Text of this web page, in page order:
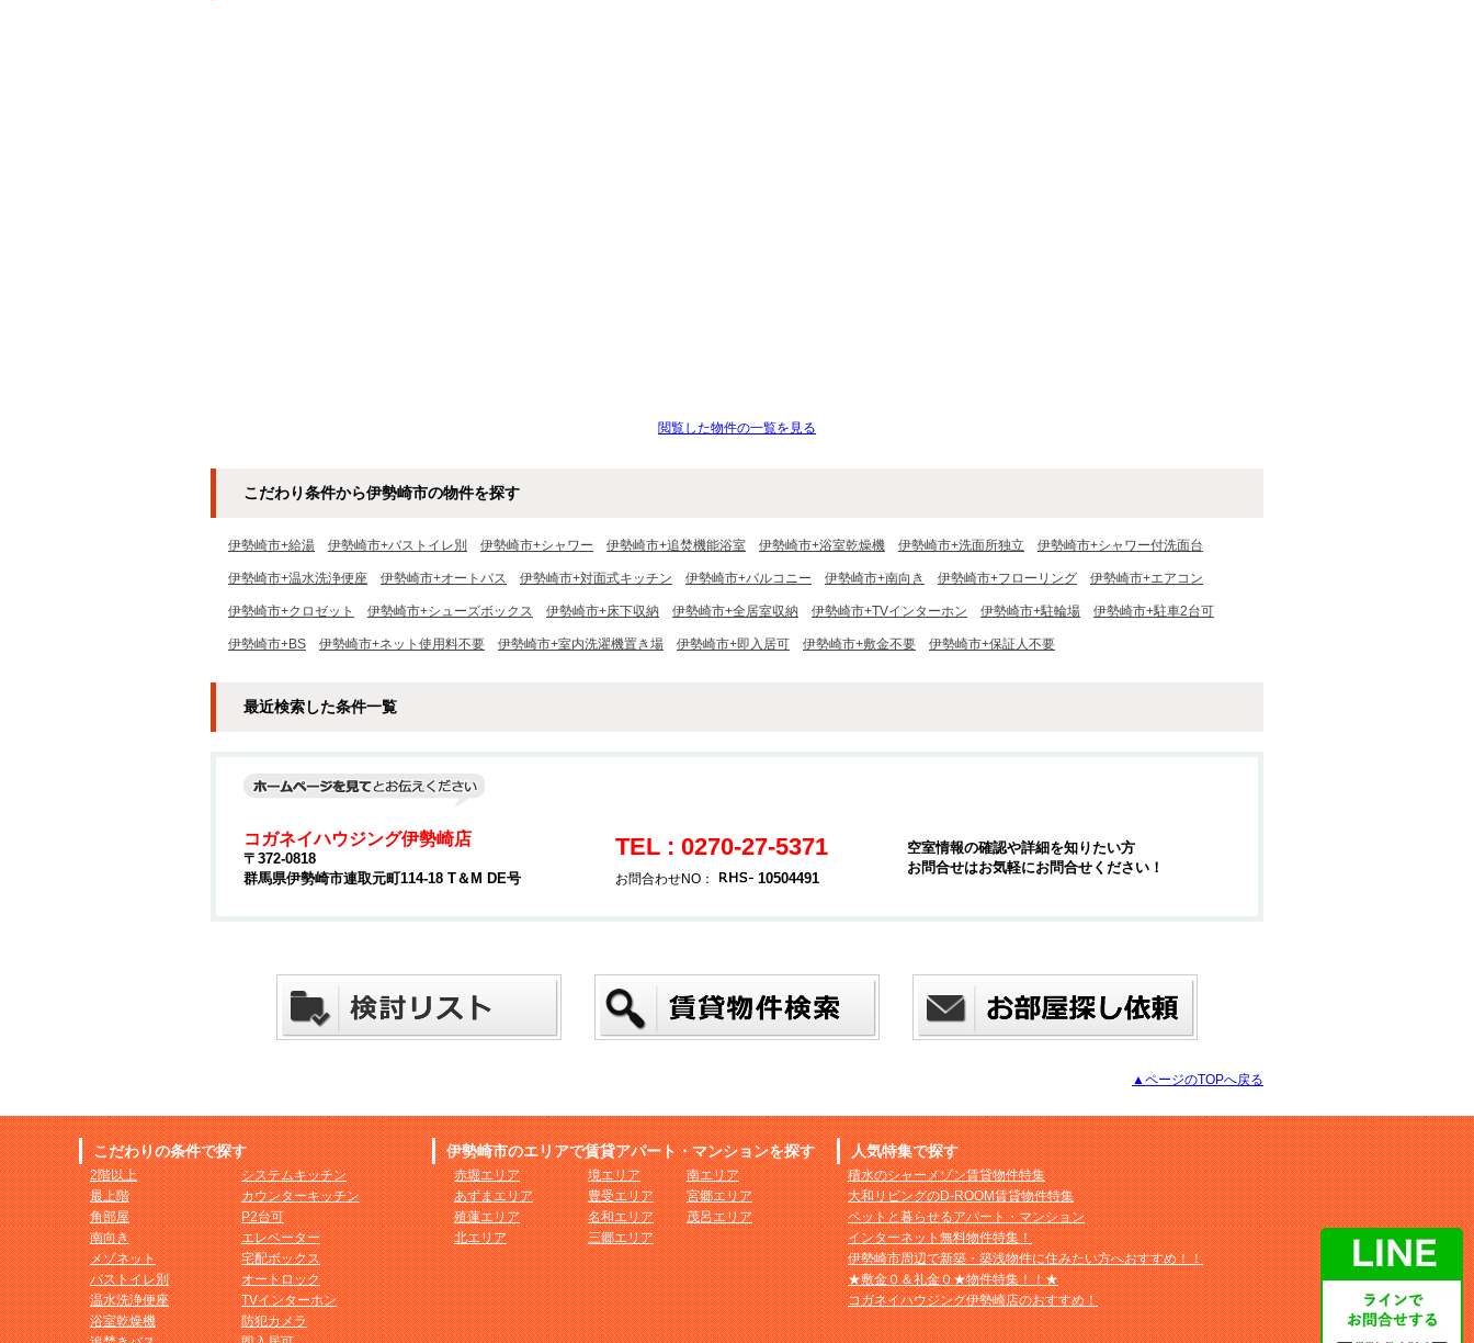
閲覧した物件の一覧を見る
こだわり条件から伊勢崎市の物件を探す
伊勢崎市+給湯 伊勢崎市+バストイレ別 伊勢崎市+シャワー 伊勢崎市+追焚機能浴室 伊勢崎市+浴室乾燥機 伊勢崎市+洗面所独立 伊勢崎市+シャワー付洗面台
伊勢崎市+温水洗浄便座 伊勢崎市+オートバス 伊勢崎市+対面式キッチン 伊勢崎市+バルコニー 伊勢崎市+南向き 伊勢崎市+フローリング 伊勢崎市+エアコン
伊勢崎市+クロゼット 伊勢崎市+シューズボックス 伊勢崎市+床下収納 伊勢崎市+全居室収納 伊勢崎市+TVインターホン 伊勢崎市+駐輪場 伊勢崎市+駐車2台可
伊勢崎市+BS 伊勢崎市+ネット使用料不要 伊勢崎市+室内洗濯機置き場 伊勢崎市+即入居可 伊勢崎市+敷金不要 伊勢崎市+保証人不要
最近検索した条件一覧
コガネイハウジング伊勢崎店
〒372-0818
群馬県伊勢崎市連取元町114-18 T＆M DE号
TEL : 0270-27-5371
お問合わせNO： 10504491
空室情報の確認や詳細を知りたい方
お問合せはお気軽にお問合せください！
▲ページのTOPへ戻る
こだわりの条件で探す
2階以上
最上階
角部屋
南向き
メゾネット
バストイレ別
温水洗浄便座
浴室乾燥機
システムキッチン
カウンターキッチン
P2台可
エレベーター
宅配ボックス
オートロック
TVインターホン
防犯カメラ
伊勢崎市のエリアで賃貸アパート・マンションを探す
赤堀エリア
あずまエリア
殖蓮エリア
北エリア
境エリア
豊受エリア
名和エリア
三郷エリア
南エリア
宮郷エリア
茂呂エリア
人気特集で探す
積水のシャーメゾン賃貸物件特集
大和リビングのD-ROOM賃貸物件特集
ペットと暮らせるアパート・マンション
インターネット無料物件特集！
伊勢崎市周辺で新築・築浅物件に住みたい方へおすすめ！！
★敷金０＆礼金０★物件特集！！★
コガネイハウジング伊勢崎店のおすすめ！